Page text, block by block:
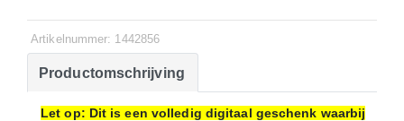
Artikelnummer: 1442856
Productomschrijving
Let op: Dit is een volledig digitaal geschenk waarbij